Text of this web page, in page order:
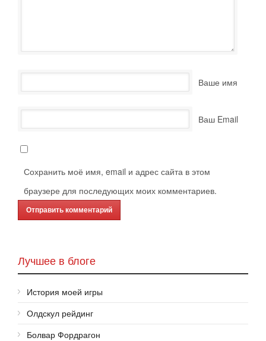
Ваше имя
Ваш Email
Сохранить моё имя, email и адрес сайта в этом
браузере для последующих моих комментариев.
Лучшее в блоге
История моей игры
Олдскул рейдинг
Болвар Фордрагон